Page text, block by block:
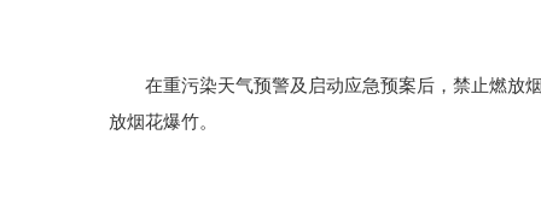
在重污染天气预警及启动应急预案后，禁止燃放烟
放烟花爆竹。